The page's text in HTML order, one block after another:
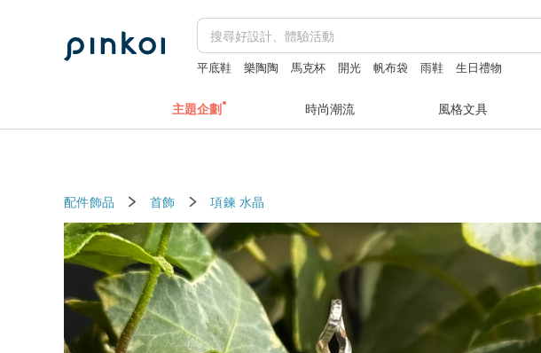
平底鞋 樂陶陶 馬克杯 開光 帆布袋 雨鞋
生日禮物
主題企劃 時尚潮流 風格文具
配件飾品 首飾 項鍊 水晶